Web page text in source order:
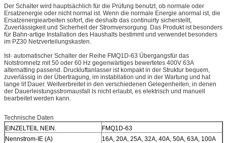
Der Schalter wird hauptsächlich für die Prüfung benutzt, ob normale oder
Ersatzenergie oder nicht normal ist. Wenn die normale Energie anormal ist, die
Ersatzenergiearbeiten sofort, die deshalb das continuirty sicherstellt,
Zuverlässigkeit und Sicherheit der Stromversorgung. Das Produkt ist besonders
für Bahn-artige Installation des Haushalts bestimmt und verwendet besonders
im PZ30 Netzverteilungskasten.
Ist- automatischer Schalter der Reihe FMQ1D-63 Übergangsfür das
Notstromnetz mit 50 oder 60 Hz gegenwärtiges bewertetes 400V 63A
alternatting passend. Druckluftanlasser ist kompakt in der Struktur bequem,
zuverlässig in der Übertragung, im instabllation und in der Wartung und hat
lange lif Dauer. Weitverbreitet in den verschiedenen Gelegenheiten, in denen
der Dauerleistungsstromausfall ls nicht erlaubt, es elektrisch und manuell
bearbeitet werden kann.
Technische Daten
EINZELTEIL NEIN.
FMQ1D-63
Nennstrom-IE (A)
16A, 20A, 25A, 32A, 40A, 50A, 63A, 100A